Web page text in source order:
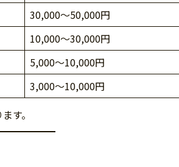
30,000～50,000円
10,000～30,000円
5,000～10,000円
3,000～10,000円
す。